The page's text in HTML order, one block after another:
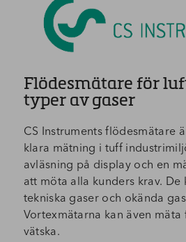
Flödesmätare för
typer av gaser
CS Instruments flödesmätare
klara mätning i tuff
avläsning på display och en
att möta alla kunders krav. De
tekniska gaser och okända
Vortexmätarna kan även
vätska.